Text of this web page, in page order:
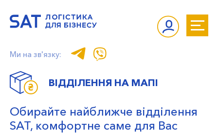
Ми на зв'язку:
ВІДДІЛЕННЯ НА МАПІ
Обирайте найближче відділення
SAT, комфортне саме для Вас